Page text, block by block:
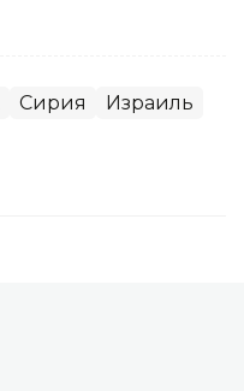
Сирия Израиль